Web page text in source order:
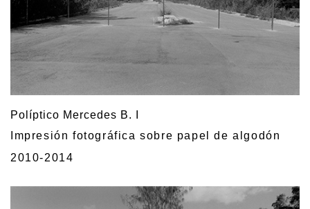
Políptico Mercedes B. I
Impresión fotográfica sobre papel de algodón
2010-2014